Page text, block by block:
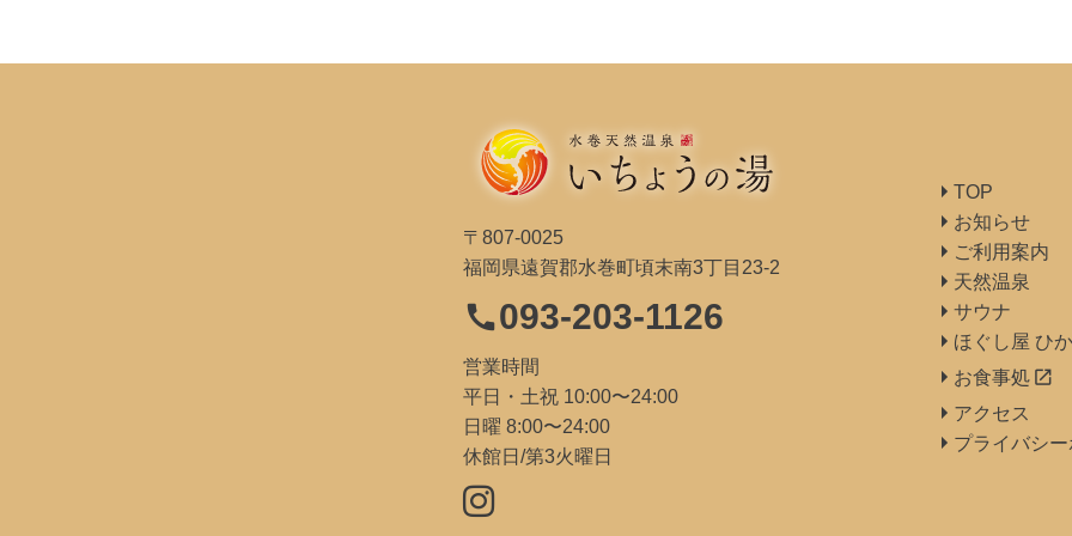
〒807-0025
福岡県遠賀郡水巻町頃末南3丁目23-2
call093-203-1126
営業時間
平日・土祝 10:00〜24:00
日曜 8:00〜24:00
休館日/第3火曜日
TOP
お知らせ
ご利用案内
天然温泉
サウナ
ほぐし屋 ひ
お食事処 launch
アクセス
プライバシ